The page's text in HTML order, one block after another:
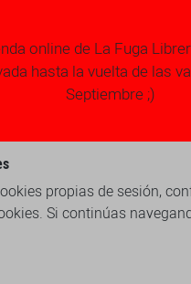
online de La Fuga
hasta la vuelta de las
Septiembre ;)
propias de sesión,
Si continúas